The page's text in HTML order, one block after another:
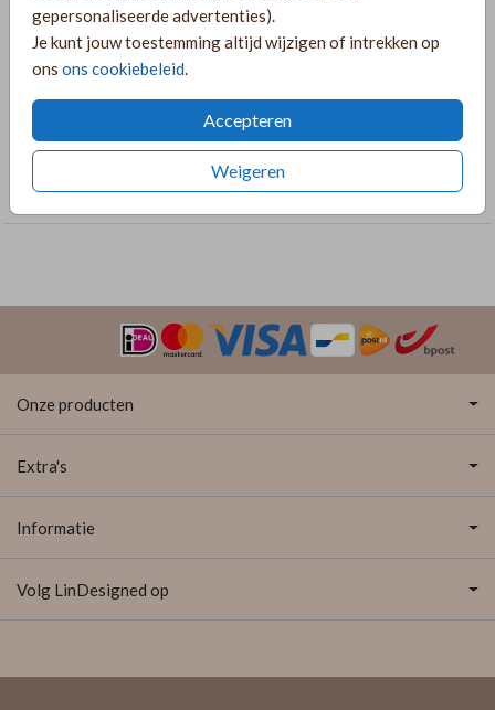
gepersonaliseerde advertenties).
Je kunt jouw toestemming altijd wijzigen of intrekken op
ons ons cookiebeleid.
Accepteren
Weigeren
OMSCHRIJVING
Vrolijke trouwkaart in boogvorm met gekleurde waterverf
bloemen en goudfolie.
COLLECTIE
Bijzondere vormen
Onze producten
Extra's
Informatie
Volg LinDesigned op